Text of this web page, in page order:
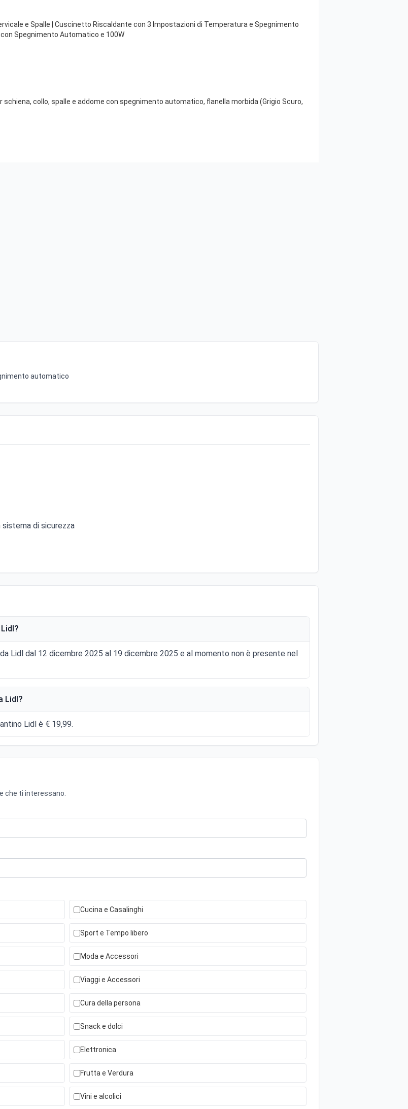
e Spalle | Cuscinetto Riscaldante con 3 Impostazioni di Temperatura e Spegnimento
Spegnimento Automatico e 100W
collo, spalle e addome con spegnimento automatico, flanella morbida (Grigio Scuro,
automatico
di sicurezza
Lidl dal 12 dicembre 2025 al 19 dicembre 2025 e al momento non è presente nel
Lidl?
Lidl è € 19,99.
che ti interessano.
Cucina e Casalinghi
Sport e Tempo libero
Moda e Accessori
Viaggi e Accessori
Cura della persona
Snack e dolci
Elettronica
Frutta e Verdura
Vini e alcolici